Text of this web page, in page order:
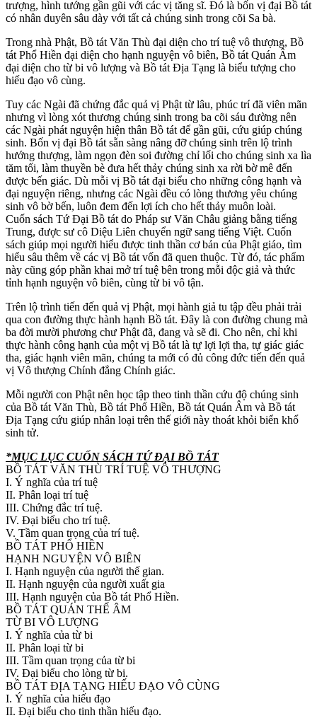
trượng, hình tướng gần gũi với các vị tăng sĩ. Đó là bốn vị đại Bồ tát
có nhân duyên sâu dày với tất cả chúng sinh trong cõi Sa bà.
Trong nhà Phật, Bồ tát Văn Thù đại diện cho trí tuệ vô thượng, Bồ
tát Phổ Hiền đại diện cho hạnh nguyện vô biên, Bồ tát Quán Âm
đại diện cho từ bi vô lượng và Bồ tát Địa Tạng là biểu tượng cho
hiếu đạo vô cùng.
Tuy các Ngài đã chứng đắc quả vị Phật từ lâu, phúc trí đã viên mãn
nhưng vì lòng xót thương chúng sinh trong ba cõi sáu đường nên
các Ngài phát nguyện hiện thân Bồ tát để gần gũi, cứu giúp chúng
sinh. Bốn vị đại Bồ tát sẵn sàng nâng đỡ chúng sinh trên lộ trình
hướng thượng, làm ngọn đèn soi đường chỉ lối cho chúng sinh xa lìa
tăm tối, làm thuyền bè đưa hết thảy chúng sinh xa rời bờ mê đến
được bến giác. Dù mỗi vị Bồ tát đại biểu cho những công hạnh và
đại nguyện riêng, nhưng các Ngài đều có lòng thương yêu chúng
sinh vô bờ bến, luôn đem đến lợi ích cho hết thảy muôn loài.
Cuốn sách Tứ Đại Bồ tát do Pháp sư Văn Châu giảng bằng tiếng
Trung, được sư cô Diệu Liên chuyển ngữ sang tiếng Việt. Cuốn
sách giúp mọi người hiểu được tinh thần cơ bản của Phật giáo, tìm
hiểu sâu thêm về các vị Bồ tát vốn đã quen thuộc. Từ đó, tác phẩm
này cũng góp phần khai mở trí tuệ bên trong mỗi độc giả và thức
tỉnh hạnh nguyện vô biên, cùng từ bi vô tận.
Trên lộ trình tiến đến quả vị Phật, mọi hành giả tu tập đều phải trải
qua con đường thực hành hạnh Bồ tát. Đây là con đường chung mà
ba đời mười phương chư Phật đã, đang và sẽ đi. Cho nên, chỉ khi
thực hành công hạnh của một vị Bồ tát là tự lợi lợi tha, tự giác giác
tha, giác hạnh viên mãn, chúng ta mới có đủ công đức tiến đến quả
vị Vô thượng Chính đẳng Chính giác.
Mỗi người con Phật nên học tập theo tinh thần cứu độ chúng sinh
của Bồ tát Văn Thù, Bồ tát Phổ Hiền, Bồ tát Quán Âm và Bồ tát
Địa Tạng cứu giúp nhân loại trên thế giới này thoát khỏi biển khổ
sinh tử.
*MỤC LỤC CUỐN SÁCH TỨ ĐẠI BỒ TÁT
BỒ TÁT VĂN THÙ TRÍ TUỆ VÔ THƯỢNG
I. Ý nghĩa của trí tuệ
II. Phân loại trí tuệ
III. Chứng đắc trí tuệ.
IV. Đại biểu cho trí tuệ.
V. Tầm quan trọng của trí tuệ.
BỒ TÁT PHỔ HIỀN
HẠNH NGUYỆN VÔ BIÊN
I. Hạnh nguyện của người thế gian.
II. Hạnh nguyện của người xuất gia
III. Hạnh nguyện của Bồ tát Phổ Hiền.
BỒ TÁT QUÁN THẾ ÂM
TỪ BI VÔ LƯỢNG
I. Ý nghĩa của từ bi
II. Phân loại từ bi
III. Tầm quan trọng của từ bi
IV. Đại biểu cho lòng từ bi.
BỒ TÁT ĐỊA TẠNG HIẾU ĐẠO VÔ CÙNG
I. Ý nghĩa của hiếu đạo
II. Đại biểu cho tinh thần hiếu đạo.